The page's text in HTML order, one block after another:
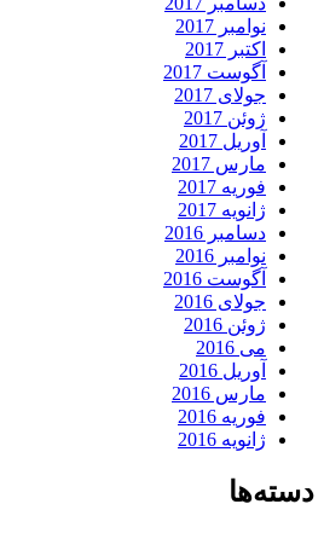
نوامبر 2017
اکتبر 2017
آگوست 2017
جولای 2017
ژوئن 2017
آوریل 2017
مارس 2017
فوریه 2017
ژانویه 2017
دسامبر 2016
نوامبر 2016
آگوست 2016
جولای 2016
ژوئن 2016
می 2016
آوریل 2016
مارس 2016
فوریه 2016
ژانویه 2016
دسته‌ها